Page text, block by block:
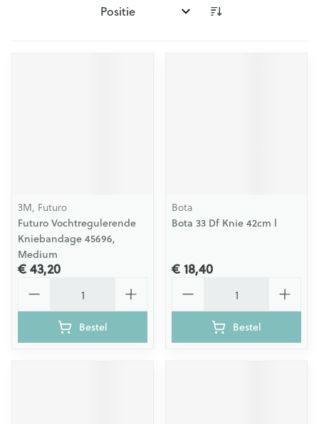
Sorteer op:
3M, Futuro
Futuro Vochtregulerende
Kniebandage 45696,
Medium
€ 43,20
Bestel
Bota
Bota 33 Df Knie 42cm l
€ 18,40
Bestel